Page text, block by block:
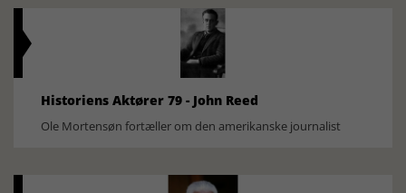
Historiens Aktører 79 - John Reed
Ole Mortensøn fortæller om den amerikanske journalist